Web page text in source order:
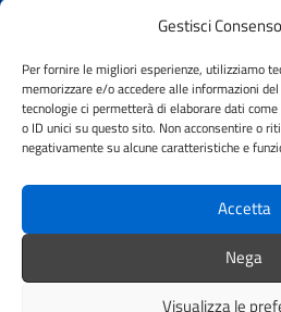
Gestisci
Per fornire le migliori esperienze, utilizziamo
memorizzare e/o accedere alle informazioni
tecnologie ci permetterà di elaborare dati
o ID unici su questo sito. Non acconsentire o
negativamente su alcune caratteristiche e
Accetta
Nega
Visualizza le
Informativa privacy
Cookie Policy
Note legali
Dichiarazione di accessibilità
SEGUICI SU
Biblioteca Comunale